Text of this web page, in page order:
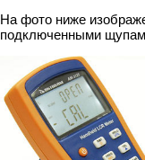
На фото ниже
подключенными